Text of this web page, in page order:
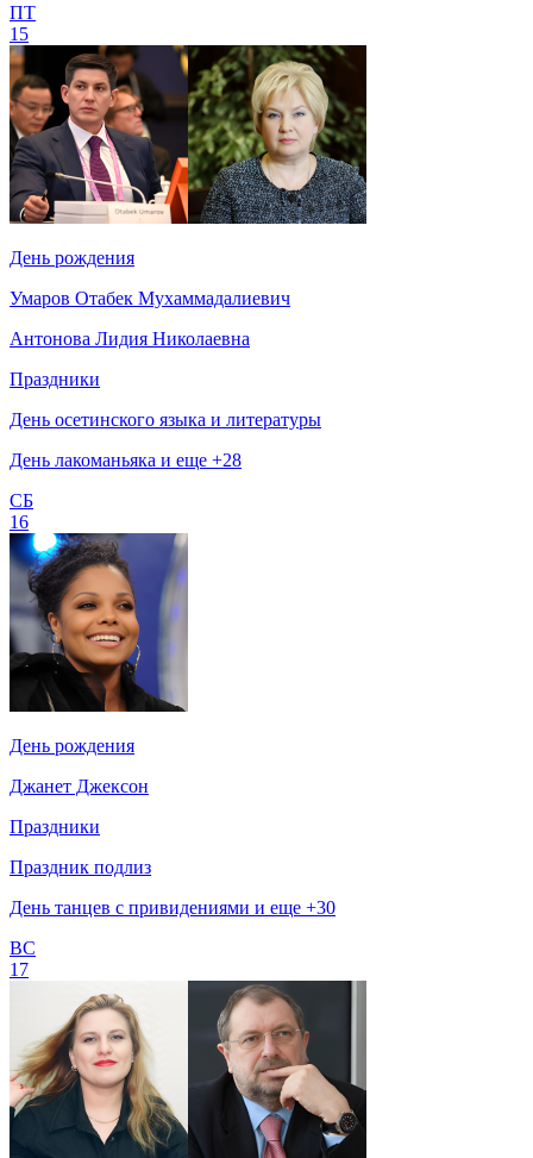
ПТ
15
День рождения
Умаров Отабек Мухаммадалиевич
Антонова Лидия Николаевна
Праздники
День осетинского языка и литературы
День лакоманьяка и еще +28
СБ
16
День рождения
Джанет Джексон
Праздники
Праздник подлиз
День танцев с привидениями и еще +30
ВС
17